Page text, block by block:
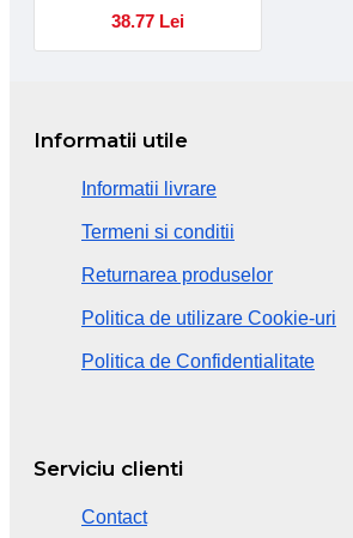
38.77 Lei
Informatii utile
Informatii livrare
Termeni si conditii
Returnarea produselor
Politica de utilizare Cookie-uri
Politica de Confidentialitate
Serviciu clienti
Contact